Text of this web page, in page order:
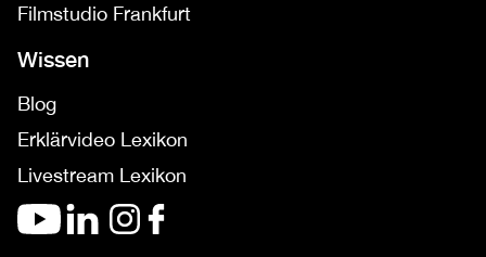
Filmstudio Frankfurt
Wissen
Blog
Erklärvideo Lexikon
Livestream Lexikon